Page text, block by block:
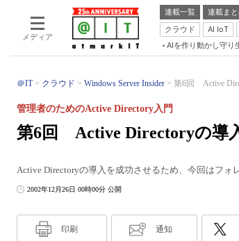
メディア
連載一覧 連載ま
クラウド
AI IoT
AIを作り動かし守り
＠IT クラウド Windows Server Insider 第6回 Active
第6回 Active Directoryの導
管理者のためのActive Directory入門
Active Directoryの導入を成功させるため、今回はフォ
2002年12月26日 00時00分 公開
印刷 通知